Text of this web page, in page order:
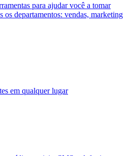
para ajudar você a tomar
os departamentos: vendas, marketing
em qualquer lugar